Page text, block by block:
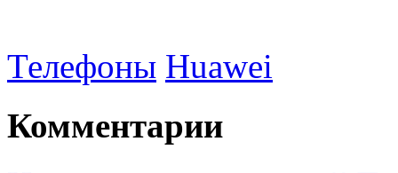
Телефоны Huawei
Комментарии